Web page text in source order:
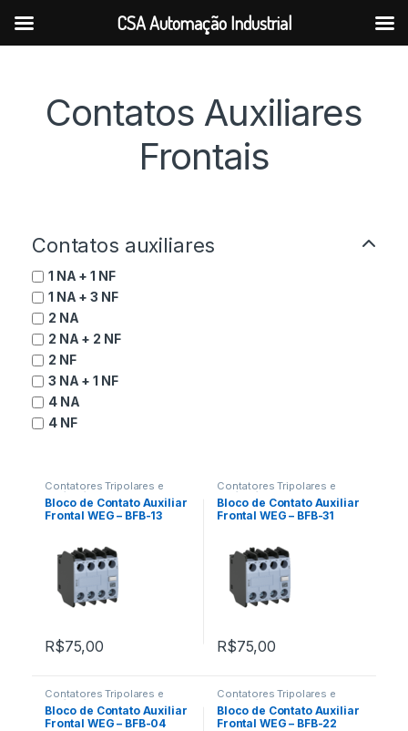
Contatos Auxiliares
Frontais
Contatos auxiliares
1 NA + 1 NF
1 NA + 3 NF
2 NA
2 NA + 2 NF
2 NF
3 NA + 1 NF
4 NA
4 NF
Contatores Tripolares e
Relés Térmicos Contatos
Auxiliares Frontais
Bloco de Contato Auxiliar
Frontal WEG – BFB-13
R$75,00
Contatores Tripolares e
Relés Térmicos Contatos
Auxiliares Frontais
Bloco de Contato Auxiliar
Frontal WEG – BFB-31
R$75,00
Contatores Tripolares e
Relés Térmicos Contatos
Auxiliares Frontais
Bloco de Contato Auxiliar
Frontal WEG – BFB-04
Contatores Tripolares e
Relés Térmicos Contatos
Auxiliares Frontais
Bloco de Contato Auxiliar
Frontal WEG – BFB-22
CSA Automação Industrial